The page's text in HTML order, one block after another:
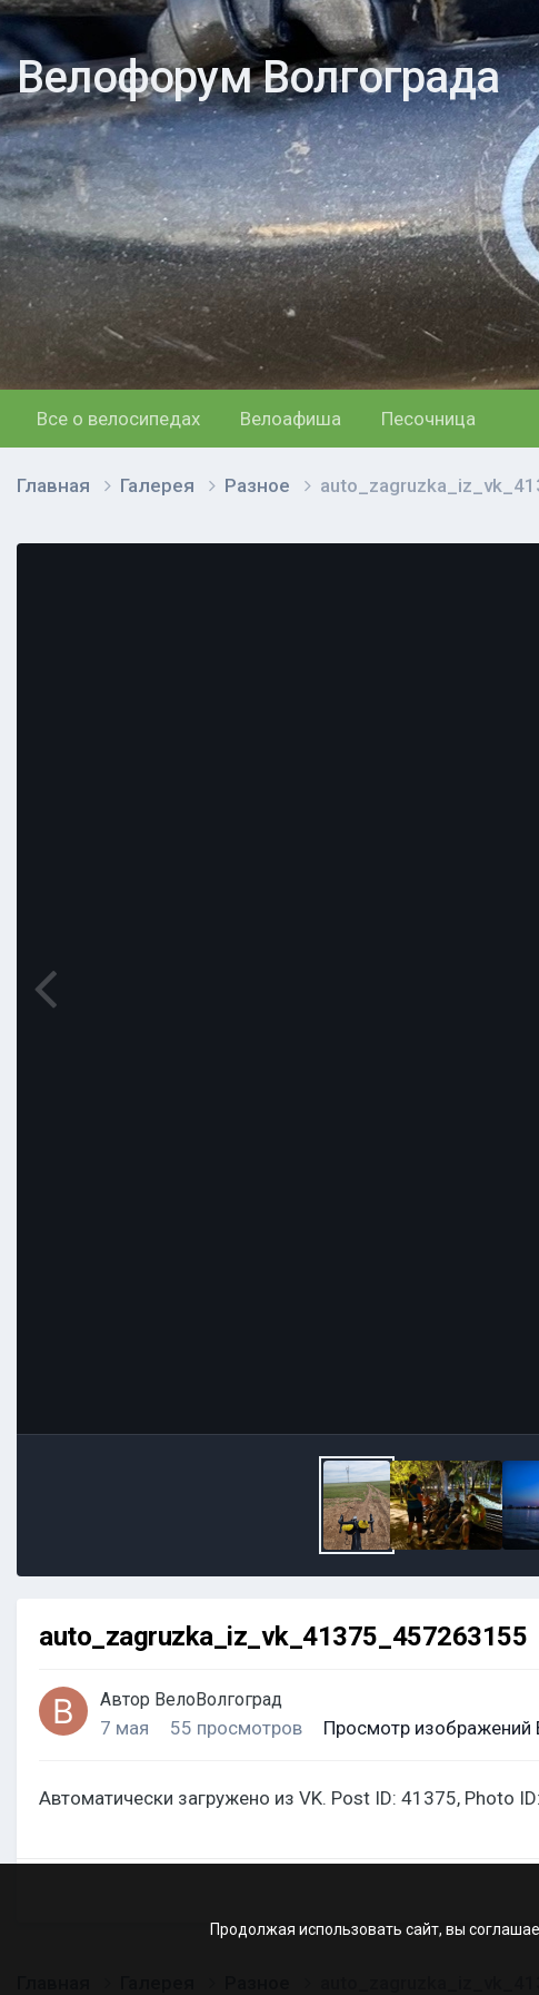
Велофорум Волгограда
Все о велосипедах Велоафиша Песочница
Главная Галерея Разное
auto_zagruzka_iz_vk_41375_457263155
Автор ВелоВолгоград
7 мая 55 просмотров Просмотр изображений
Автоматически загружено из VK. Post ID: 41375, Photo
Продолжая использовать сайт, вы